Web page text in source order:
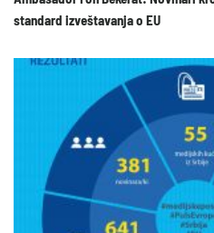
standard izveštavanja o EU